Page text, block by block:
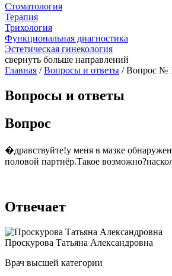
Стоматология
Терапия
Трихология
Функциональная диагностика
Эстетическая гинекология
свернуть больше направлений
Главная /Вопросы и ответы / Вопрос №
Вопросы и ответы
Вопрос
�дравствуйте!у меня в мазке
половой партнёр.Такое
Отвечает
Проскурова Татьяна Александровна
Врач высшей категории